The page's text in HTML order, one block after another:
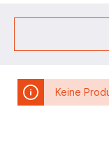
Keine